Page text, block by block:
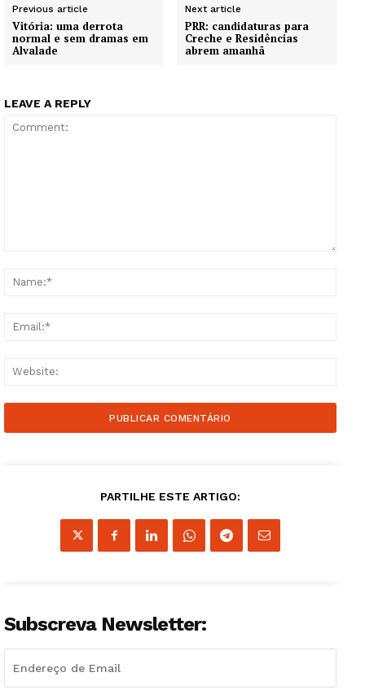
SUBSCREVA JÁ!
Edição Digital
Previous article
Vitória: uma derrota
normal e sem dramas em
Alvalade
Next article
PRR: candidaturas para
Creche e Residências
abrem amanhã
LEAVE A REPLY
PARTILHE ESTE ARTIGO:
Subscreva Newsletter: